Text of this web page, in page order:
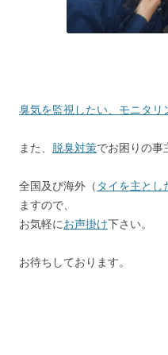
臭気を監視したい、モニタリ
また、 脱臭対策でお困りの事
全国及び海外（ タイを主とし
ますので、
お気軽にお声掛け下さい。
お待ちしております。